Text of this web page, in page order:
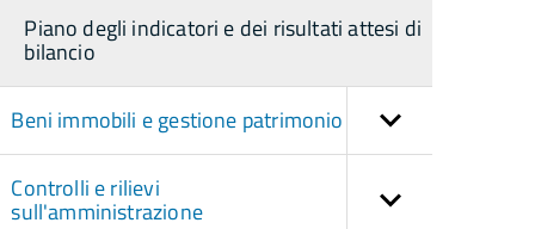
Piano degli indicatori e dei risultati attesi di
bilancio
Beni immobili e gestione patrimonio
Controlli e rilievi
sull'amministrazione